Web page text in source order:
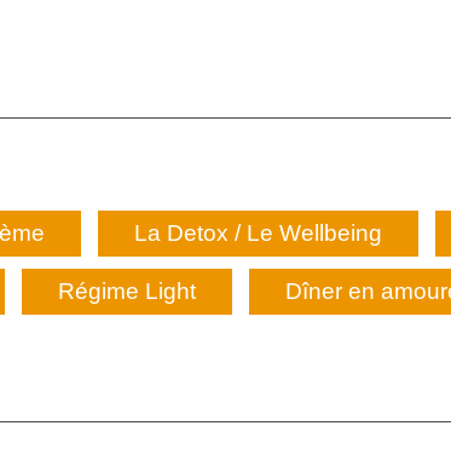
La Detox / Le Wellbeing
Régime Light Dîner en